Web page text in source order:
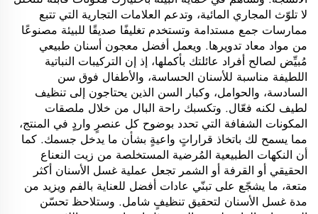
لا تلوّث المجاري المائية، وتدعم العلامات التجارية التي تتبع
ممارسات جمع مستدامة وتستخدم تغليفًا صديقًا للبيئة مصنوعًا
من مواد معاد تدويرها. ويعمل أفضل معجون أسنان طبيعي
مُبيِّض لصالح أفراد عائلتك بأكملها، إذ إن التركيبات النباتية
اللطيفة مناسبة للأسنان الحساسة، والأطفال فوق سن
السادسة، والحوامل، وكبار السن الذين يحتاجون إلى تنظيف
لطيف لكنه فعّال. وتكسبك راحة البال من خلال ملصقات
المكونات الشفافة التي تحدد بوضوح كل عنصرٍ واردٍ في المنتج،
مما يسمح لك باتخاذ قراراتٍ واعيةٍ بشأن ما يدخل جسمك. كما
أن النكهات الطبيعية المُرضية المستخلصة من زيت النعناع
الحقيقي أو القرفة أو الشمر تجعل عملية غسل الأسنان أكثر
متعة، ما يشجّع على تبنّي عادات أفضل للعناية بالفم ويزيد من
مدة غسل الأسنان لتحقيق تنظيفٍ شامل. وستلاحظ تحسّن